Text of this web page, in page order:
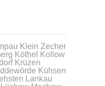
Klein Zecher
Köthel
Kollow
Krüzen
Kühsen
Lankau